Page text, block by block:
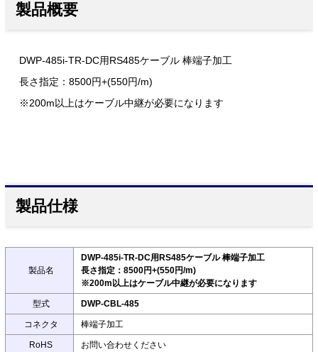
製品概要
DWP-485i-TR-DC用RS485ケーブル 棒端子加工
長さ指定：8500円+(550円/m)
※200m以上はケーブル中継が必要になります
製品仕様
製品名
DWP-485i-TR-DC用RS485ケーブル 棒端子加工
長さ指定：8500円+(550円/m)
※200m以上はケーブル中継が必要になります
型式 DWP-CBL-485
コネクタ 棒端子加工
RoHS お問い合わせください